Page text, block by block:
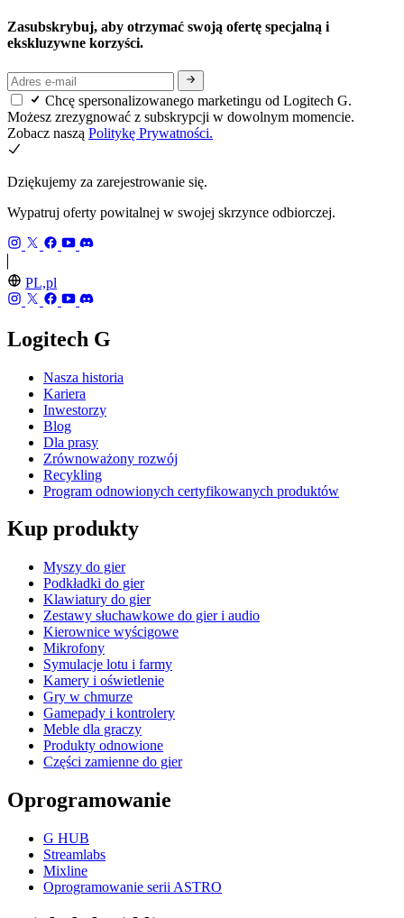
Zasubskrybuj, aby otrzymać swoją ofertę specjalną i
ekskluzywne korzyści.
Chcę spersonalizowanego marketingu od Logitech G.
Możesz zrezygnować z subskrypcji w dowolnym momencie.
Zobacz naszą Politykę Prywatności.
Dziękujemy za zarejestrowanie się.
Wypatruj oferty powitalnej w swojej skrzynce odbiorczej.
PL,pl
Logitech G
Nasza historia
Kariera
Inwestorzy
Blog
Dla prasy
Zrównoważony rozwój
Recykling
Program odnowionych certyfikowanych produktów
Kup produkty
Myszy do gier
Podkładki do gier
Klawiatury do gier
Zestawy słuchawkowe do gier i audio
Kierownice wyścigowe
Mikrofony
Symulacje lotu i farmy
Kamery i oświetlenie
Gry w chmurze
Gamepady i kontrolery
Meble dla graczy
Produkty odnowione
Części zamienne do gier
Oprogramowanie
G HUB
Streamlabs
Mixline
Oprogramowanie serii ASTRO